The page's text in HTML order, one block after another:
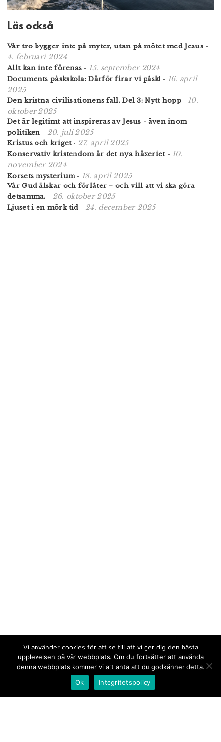
Läs också
Vår tro bygger inte på myter, utan på mötet med Jesus-
4. februari 2024
Allt kan inte förenas - 15. september 2024
Documents påskskola: Därför firar vi påsk! - 16. april
2025
Den kristna civilisationens fall. Del 3: Nytt hopp - 10.
oktober 2025
Det är legitimt att inspireras av Jesus - även inom
politiken - 20. juli 2025
Kristus och kriget- 27. april 2025
Konservativ kristendom är det nya häxeriet- 10.
november 2024
Korsets mysterium- 18. april 2025
Vår Gud älskar och förlåter – och vill att vi ska göra
detsamma. - 26. oktober 2025
Ljuset i en mörk tid - 24. december 2025
Vi använder cookies för att se till att vi ger dig den bästa
upplevelsen på vår webbplats. Om du fortsätter att använda
denna webbplats kommer vi att anta att du godkänner detta.
Ok
Integritetspolicy